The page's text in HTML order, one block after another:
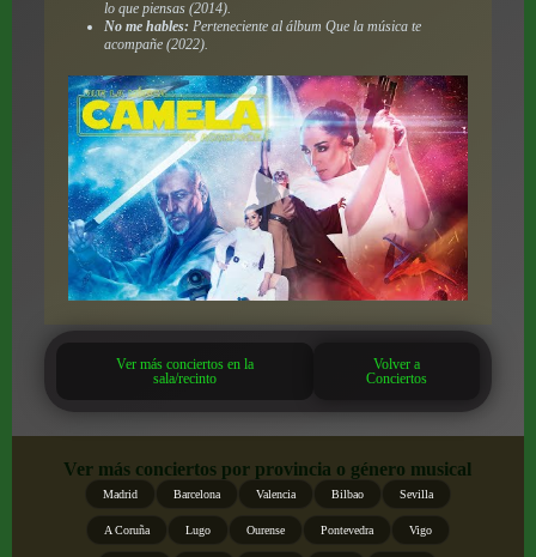
lo que piensas(2014).
No me hables: Perteneciente al álbum Que la música te
acompañe(2022).
Ver más conciertos en la
sala/recinto
Volver a
Conciertos
Ver más conciertos por provincia o género musical
Madrid Barcelona Valencia Bilbao Sevilla
A Coruña Lugo Ourense Pontevedra Vigo